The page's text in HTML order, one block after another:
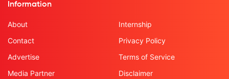
Information
About
Contact
Advertise
Media Partner
Internship
Privacy Policy
Terms of Service
Disclaimer